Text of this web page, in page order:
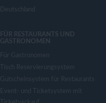
Deutschland
FÜR RESTAURANTS UND
GASTRONOMEN
Für Gastronomen
Tisch Reservierungsystem
Gutscheinsystem für Restaurants
Event- und Ticketsystem mit